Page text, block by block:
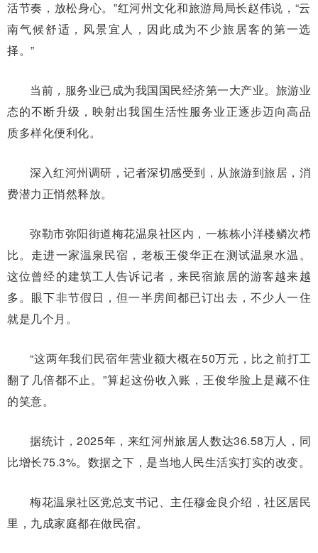
活节奏，放松身心。”红河州文化和旅游局局长赵伟说，“云
南气候舒适，风景宜人，因此成为不少旅居客的第一选
择。”
当前，服务业已成为我国国民经济第一大产业。旅游业
态的不断升级，映射出我国生活性服务业正逐步迈向高品
质多样化便利化。
深入红河州调研，记者深切感受到，从旅游到旅居，消
费潜力正悄然释放。
弥勒市弥阳街道梅花温泉社区内，一栋栋小洋楼鳞次栉
比。走进一家温泉民宿，老板王俊华正在测试温泉水温。
这位曾经的建筑工人告诉记者，来民宿旅居的游客越来越
多。眼下非节假日，但一半房间都已订出去，不少人一住
就是几个月。
“这两年我们民宿年营业额大概在50万元，比之前打工
翻了几倍都不止。”算起这份收入账，王俊华脸上是藏不住
的笑意。
据统计，2025年，来红河州旅居人数达36.58万人，同
比增长75.3%。数据之下，是当地人民生活实打实的改变。
梅花温泉社区党总支书记、主任穆金良介绍，社区居民
里，九成家庭都在做民宿。